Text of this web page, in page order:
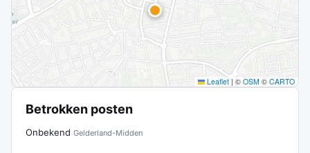
Leaflet | © OSM © CARTO
Betrokken posten
Onbekend Gelderland-Midden